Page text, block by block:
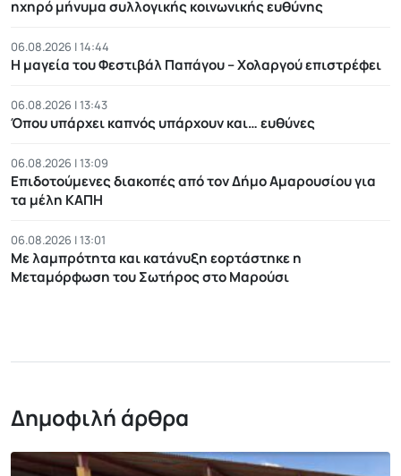
ηχηρό μήνυμα συλλογικής κοινωνικής ευθύνης
06.08.2026 | 14:44
Η μαγεία του Φεστιβάλ Παπάγου – Χολαργού επιστρέφει
06.08.2026 | 13:43
Όπου υπάρχει καπνός υπάρχουν και… ευθύνες
06.08.2026 | 13:09
Επιδοτούμενες διακοπές από τον Δήμο Αμαρουσίου για
τα μέλη ΚΑΠΗ
06.08.2026 | 13:01
Με λαμπρότητα και κατάνυξη εορτάστηκε η
Μεταμόρφωση του Σωτήρος στο Μαρούσι
Δημοφιλή άρθρα